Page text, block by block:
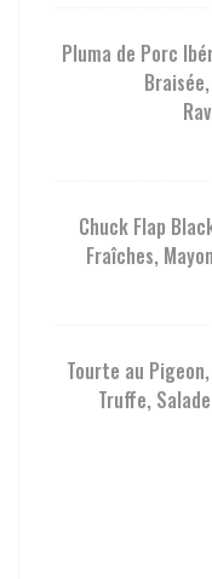
Pluma de Porc
Chuck Flap
Fraîches,
Tourte au
Truffe,